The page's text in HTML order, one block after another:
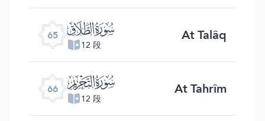
65 ﯮ
12 段 At Talâq
66 ﯯ
12 段 At Tahrîm